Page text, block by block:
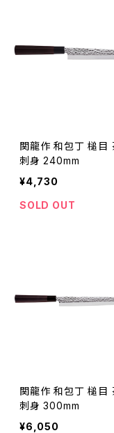
関龍作 和包丁 槌目
刺身 240mm
¥4,730
SOLD OUT
関龍作 和包丁 槌目
刺身 300mm
¥6,050